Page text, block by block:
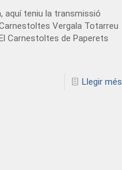
aquí teniu la transmissió
Vergala Totarreu
Carnestoltes de Paperets
Llegir més